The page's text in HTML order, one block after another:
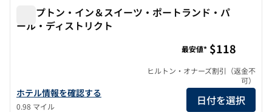
ハンプトン・イン＆スイーツ・ポートランド・パ
ール・ディストリクト
ハンプトン・イン＆スイーツ・ポートランド・パールディストリ
ホテル情報を確認する
0.98 マイル
最安値* $118
ヒルトン・オナーズ割引（返金不
可）
日付を選択